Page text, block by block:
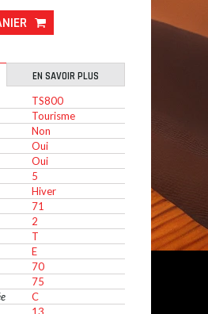
EN SAVOIR PLUS
TS800
Tourisme
Non
Oui
Oui
5
Hiver
71
2
T
E
70
75
C